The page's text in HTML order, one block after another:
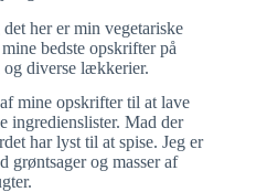
her er min vegetariske
bedste opskrifter på
og diverse lækkerier.
mine opskrifter til at lave
ingredienslister. Mad der
har lyst til at spise. Jeg er
grøntsager og masser af